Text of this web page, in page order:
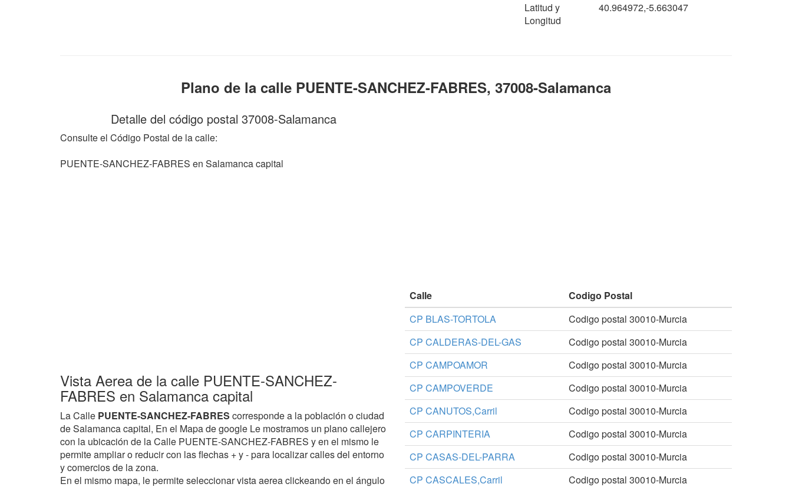
Latitud y
Longitud
40.964972,-5.663047
Plano de la calle PUENTE-SANCHEZ-FABRES, 37008-Salamanca
Detalle del código postal 37008-Salamanca
Consulte el Código Postal de la calle:
PUENTE-SANCHEZ-FABRES en Salamanca capital
Vista Aerea de la calle PUENTE-SANCHEZ-
FABRES en Salamanca capital
La Calle PUENTE-SANCHEZ-FABRES corresponde a la población o ciudad
de Salamanca capital, En el Mapa de google Le mostramos un plano callejero
con la ubicación de la Calle PUENTE-SANCHEZ-FABRES y en el mismo le
permite ampliar o reducir con las flechas + y - para localizar calles del entorno
y comercios de la zona.
En el mismo mapa, le permite seleccionar vista aerea clickeando en el ángulo
Calle
Codigo Postal
CP BLAS-TORTOLA
Codigo postal 30010-Murcia
CP CALDERAS-DEL-GAS
Codigo postal 30010-Murcia
CP CAMPOAMOR
Codigo postal 30010-Murcia
CP CAMPOVERDE
Codigo postal 30010-Murcia
CP CANUTOS,Carril
Codigo postal 30010-Murcia
CP CARPINTERIA
Codigo postal 30010-Murcia
CP CASAS-DEL-PARRA
Codigo postal 30010-Murcia
CP CASCALES,Carril
Codigo postal 30010-Murcia